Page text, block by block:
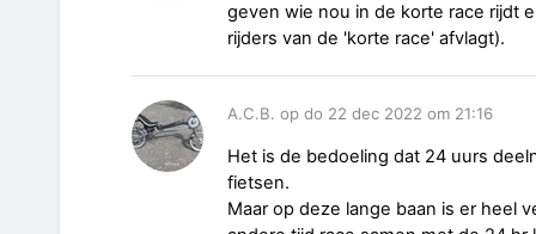
geven wie nou in de korte race rijdt
rijders van de 'korte race' afvlagt).
A.C.B. op do 22 dec 2022 om 21:16
Het is de bedoeling dat 24 uurs
fietsen.
Maar op deze lange baan is er heel